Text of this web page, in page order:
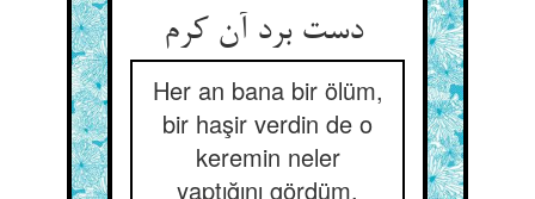
دست برد آن کرم
Her an bana bir ölüm,
bir haşir verdin de o
keremin neler
yaptığını gördüm.